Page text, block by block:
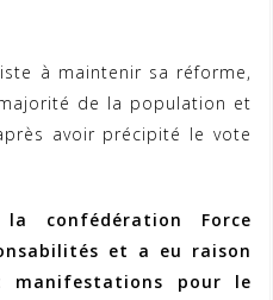
à maintenir sa réforme,
de la population et
avoir précipité le vote
confédération Force
et a eu raison
manifestations pour le